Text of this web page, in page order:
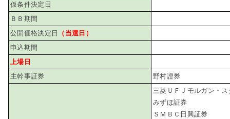
仮条件決定日
ＢＢ期間
公開価格決定日
（当選日）
申込期間
上場日
主幹事証券
野村證券
三菱ＵＦＪモルガン・
みずほ証券
ＳＭＢＣ日興証券